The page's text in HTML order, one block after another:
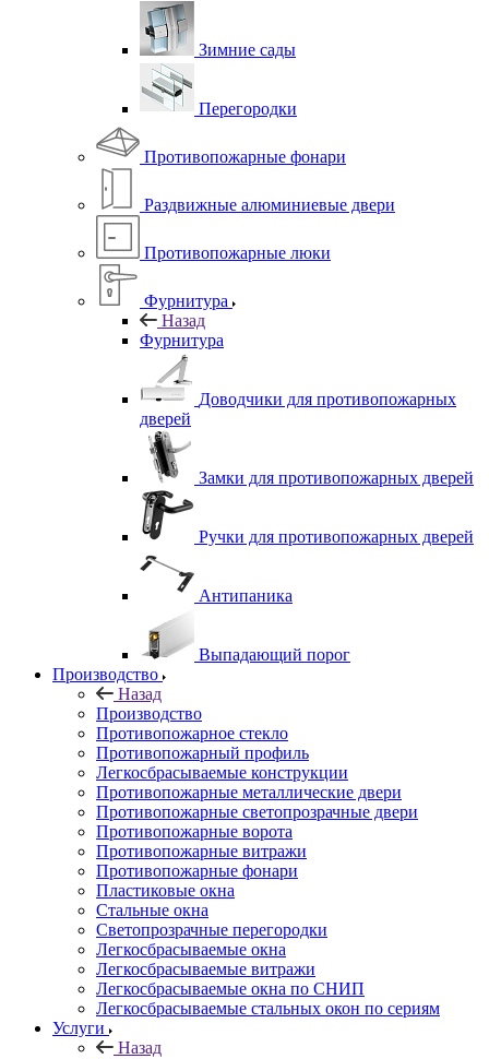
Зимние сады
Перегородки
Противопожарные фонари
Раздвижные алюминиевые двери
Противопожарные люки
Фурнитура
Назад
Фурнитура
Доводчики для противопожарных
дверей
Замки для противопожарных дверей
Ручки для противопожарных дверей
Антипаника
Выпадающий порог
Производство
Назад
Производство
Противопожарное стекло
Противопожарный профиль
Легкосбрасываемые конструкции
Противопожарные металлические двери
Противопожарные светопрозрачные двери
Противопожарные ворота
Противопожарные витражи
Противопожарные фонари
Пластиковые окна
Стальные окна
Светопрозрачные перегородки
Легкосбрасываемые окна
Легкосбрасываемые витражи
Легкосбрасываемые окна по СНИП
Легкосбрасываемые стальных окон по сериям
Услуги
Назад